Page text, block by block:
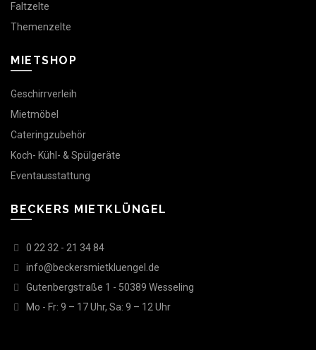
Faltzelte
Themenzelte
MIETSHOP
Geschirrverleih
Mietmöbel
Cateringzubehör
Koch- Kühl- & Spülgeräte
Eventausstattung
BECKERS MIETKLÜNGEL
0 22 32 - 21 34 84
info@beckersmietkluengel.de
Gutenbergstraße 1 - 50389 Wesseling
Mo - Fr: 9 – 17 Uhr, Sa: 9 – 12 Uhr